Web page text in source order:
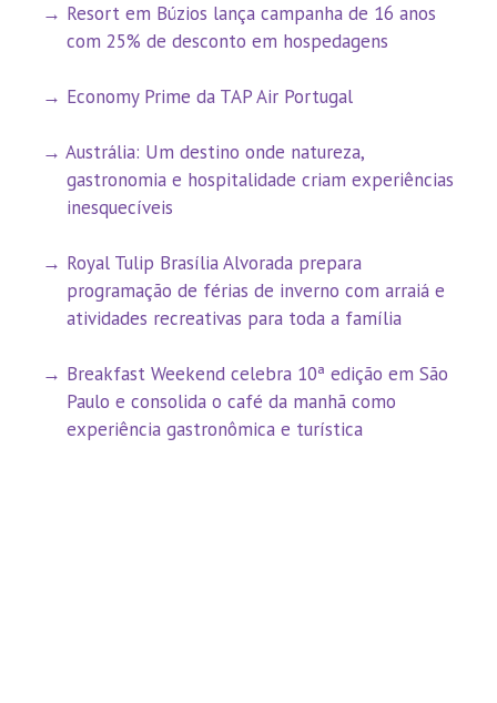
Resort em Búzios lança campanha de 16 anos
com 25% de desconto em hospedagens
Economy Prime da TAP Air Portugal
Austrália: Um destino onde natureza,
gastronomia e hospitalidade criam experiências
inesquecíveis
Royal Tulip Brasília Alvorada prepara
programação de férias de inverno com arraiá e
atividades recreativas para toda a família
Breakfast Weekend celebra 10ª edição em São
Paulo e consolida o café da manhã como
experiência gastronômica e turística